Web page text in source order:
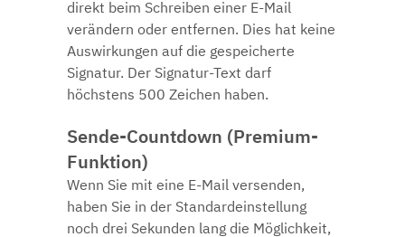
direkt beim Schreiben einer E-Mail
verändern oder entfernen. Dies hat keine
Auswirkungen auf die gespeicherte
Signatur. Der Signatur-Text darf
höchstens 500 Zeichen haben.
Sende-Countdown (Premium-
Funktion)
Wenn Sie mit eine E-Mail versenden,
haben Sie in der Standardeinstellung
noch drei Sekunden lang die Möglichkeit,